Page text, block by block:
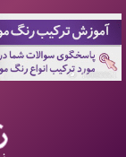
10089951